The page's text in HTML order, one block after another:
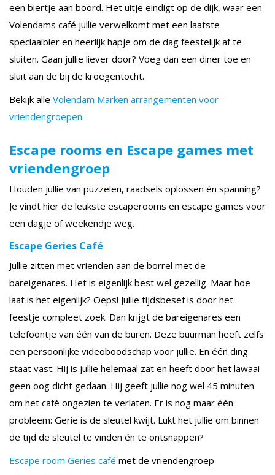
een biertje aan boord. Het uitje eindigt op de dijk, waar een
Volendams café jullie verwelkomt met een laatste
speciaalbier en heerlijk hapje om de dag feestelijk af te
sluiten. Gaan jullie liever door? Voeg dan een diner toe en
sluit aan de bij de kroegentocht.
Bekijk alle Volendam Marken arrangementen voor
vriendengroepen
Escape rooms en Escape games met
vriendengroep
Houden jullie van puzzelen, raadsels oplossen én spanning?
Je vindt hier de leukste escaperooms en escape games voor
een dagje of weekendje weg.
Escape Geries Café
Jullie zitten met vrienden aan de borrel met de
bareigenares. Het is eigenlijk best wel gezellig. Maar hoe
laat is het eigenlijk? Oeps! Jullie tijdsbesef is door het
feestje compleet zoek. Dan krijgt de bareigenares een
telefoontje van één van de buren. Deze buurman heeft zelfs
een persoonlijke videoboodschap voor jullie. En één ding
staat vast: Hij is jullie helemaal zat en heeft door het lawaai
geen oog dicht gedaan. Hij geeft jullie nog wel 45 minuten
om het café ongezien te verlaten. Er is nog maar één
probleem: Gerie is de sleutel kwijt. Lukt het jullie om binnen
de tijd de sleutel te vinden én te ontsnappen?
Escape room Geries café met de vriendengroep